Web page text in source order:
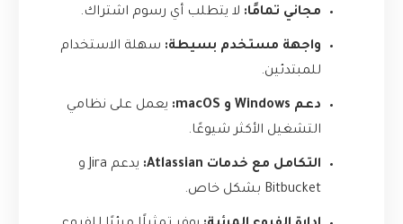
مجاني تمامًا: لا يتطلب أي رسوم اشتراك.
واجهة مستخدم بسيطة: سهلة الاستخدام
للمبتدئين.
دعم Windows و macOS:
يعمل على نظامي
التشغيل الأكثر شيوعًا.
التكامل مع خدمات Atlassian:
يدعم Jira و
Bitbucket بشكل خاص.